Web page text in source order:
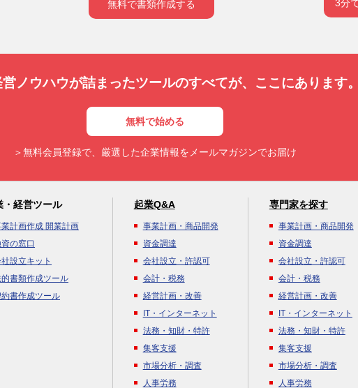
無料で書類作成する 3分
ノウハウが詰まったツールのすべてが、 ここにあります。
無料で始める
＞無料会員登録で、厳選した企業情報をメールマガジンでお届け
・経営ツール
計画作成 開業計画
の窓口
設立キット
書類作成ツール
書作成ツール
起業Q&A
事業計画・商品開発
資金調達
会社設立・許認可
会計・税務
経営計画・改善
IT・インターネット
法務・知財・特許
集客支援
市場分析・調査
人事労務
専門家を探す
事業計画・商品開発
資金調達
会社設立・許認可
会計・税務
経営計画・改善
IT・インターネット
法務・知財・特許
集客支援
市場分析・調査
人事労務